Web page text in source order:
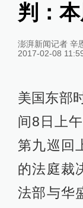
判：
澎湃新闻记者 辛
2017-02-08
美国东部
间8日上
第九巡回
的法庭裁
法部与华